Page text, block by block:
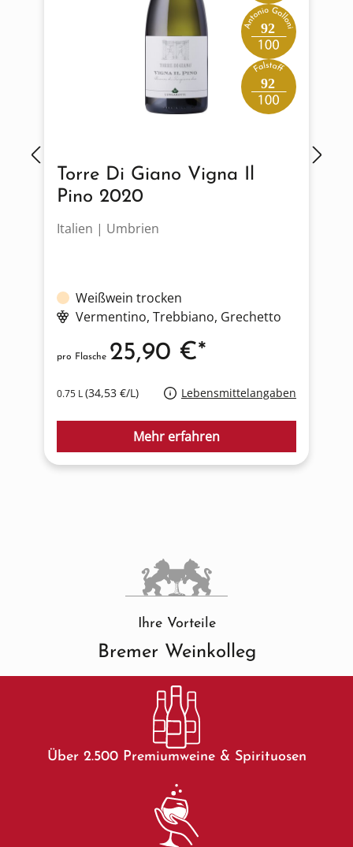
92
92
Torre Di Giano Vigna Il
Pino 2020
Italien | Umbrien
Weißwein trocken
Vermentino, Trebbiano, Grechetto
0.75 L(34,53 €/L) Lebensmittelangaben
pro Flasche 25,90 €*
Mehr erfahren
Ihre Vorteile
Bremer Weinkolleg
Über 2.500 Premiumweine & Spirituosen